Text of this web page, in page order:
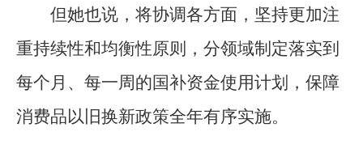
但她也说，将协调各方面，坚持更加注
重持续性和均衡性原则，分领域制定落实到
每个月、每一周的国补资金使用计划，保障
消费品以旧换新政策全年有序实施。